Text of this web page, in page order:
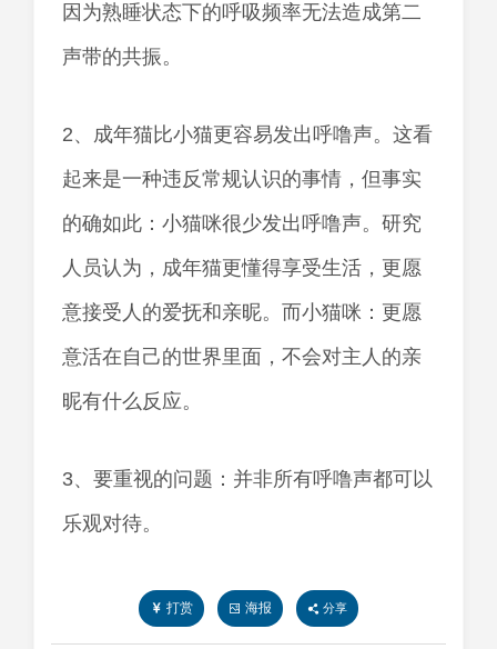
因为熟睡状态下的呼吸频率无法造成第二
声带的共振。
2、成年猫比小猫更容易发出呼噜声。这看
起来是一种违反常规认识的事情，但事实
的确如此：小猫咪很少发出呼噜声。研究
人员认为，成年猫更懂得享受生活，更愿
意接受人的爱抚和亲昵。而小猫咪：更愿
意活在自己的世界里面，不会对主人的亲
昵有什么反应。
3、要重视的问题：并非所有呼噜声都可以
乐观对待。
打赏 海报 分享